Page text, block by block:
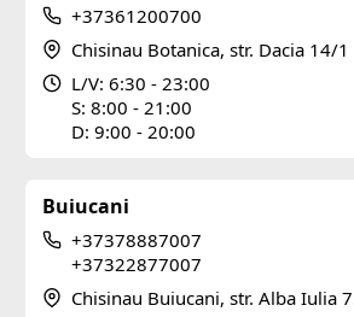
+37361200700
Chisinau Botanica, str. Dacia 14/1
L/V: 6:30 - 23:00
S: 8:00 - 21:00
D: 9:00 - 20:00
Buiucani
+37378887007
+37322877007
Chisinau Buiucani, str. Alba Iulia